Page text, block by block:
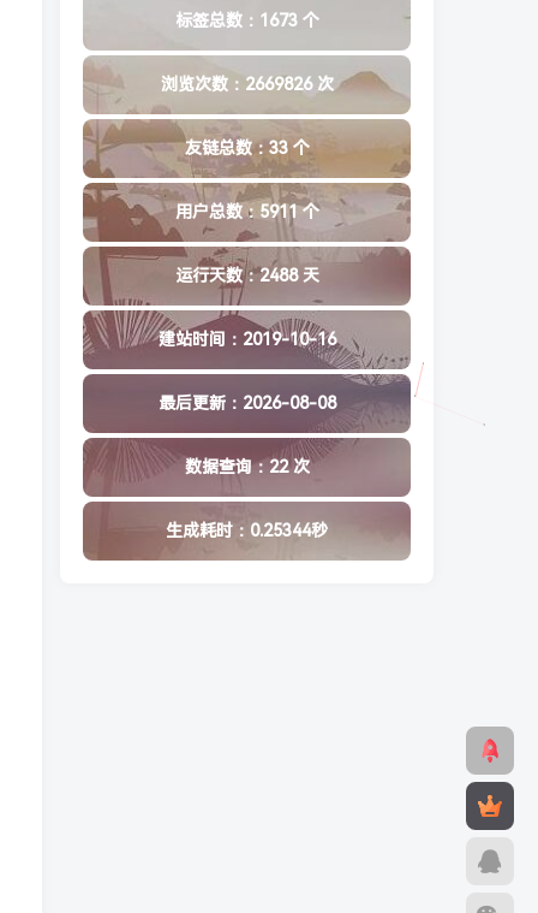
标签总数：1673 个
浏览次数：2669826 次
友链总数：33 个
用户总数：5911 个
运行天数：2488 天
建站时间：2019-10-16
最后更新：2026-08-08
数据查询：22 次
生成耗时：0.25344秒